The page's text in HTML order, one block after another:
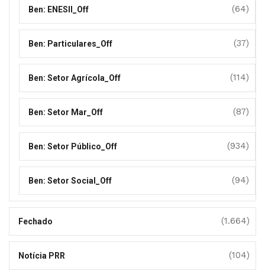
Ben: ENESII_Off (64)
Ben: Particulares_Off (37)
Ben: Setor Agrícola_Off (114)
Ben: Setor Mar_Off (87)
Ben: Setor Público_Off (934)
Ben: Setor Social_Off (94)
Fechado (1.664)
Notícia PRR (104)